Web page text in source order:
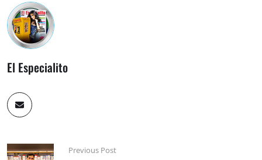
El Especialito
Previous Post